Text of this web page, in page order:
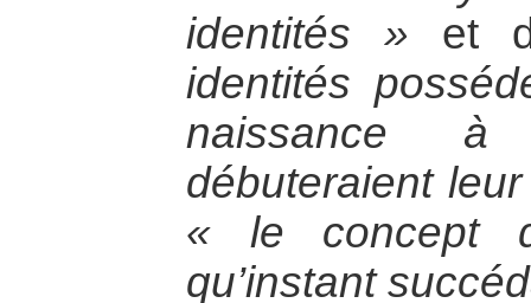
identités » et
identités
naissance à
débuteraient
« le concept
qu’instant